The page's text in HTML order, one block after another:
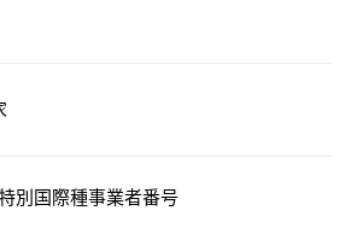
別国際種事業者番号